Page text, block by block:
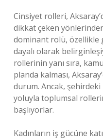
Cinsiyet rolleri,
dikkat çeken
dominant rolü, özellikle
dayalı olarak
rollerinin yanı sıra,
planda kalması,
durum. Ancak, şehirdeki
yoluyla toplumsal
başlıyorlar.
Kadınların iş gücüne